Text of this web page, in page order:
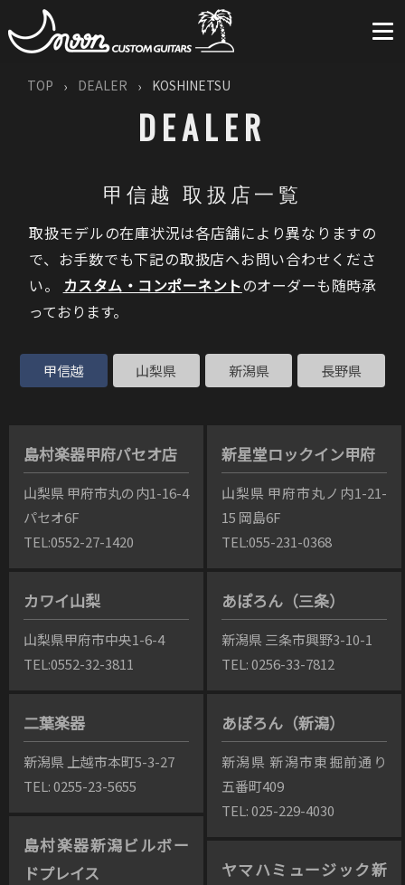
TOP DEALER KOSHINETSU
DEALER
甲信越 取扱店一覧
取扱モデルの在庫状況は各店舗により異なりますの
で、お手数でも下記の取扱店へお問い合わせくださ
い。
カスタム・コンポーネントのオーダーも随時承
っております。
甲信越 山梨県 新潟県 長野県
島村楽器甲府パセオ店
山梨県 甲府市丸の内1-16-4
パセオ6F
TEL:0552-27-1420
新星堂ロックイン甲府
山梨県 甲府市丸ノ内1-21-
15 岡島6F
TEL:055-231-0368
カワイ山梨
山梨県甲府市中央1-6-4
TEL:0552-32-3811
あぽろん（三条）
新潟県 三条市興野3-10-1
TEL: 0256-33-7812
二葉楽器
新潟県 上越市本町5-3-27
TEL: 0255-23-5655
あぽろん（新潟）
新潟県 新潟市東掘前通り
五番町409
TEL: 025-229-4030
島村楽器新潟ビルボー
ドプレイス
ヤマハミュージック新